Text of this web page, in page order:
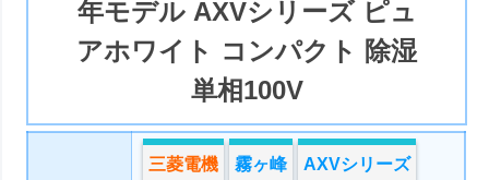
年モデル AXVシリーズ ピュ
アホワイト コンパクト 除湿
単相100V
三菱電機 霧ヶ峰 AXVシリーズ